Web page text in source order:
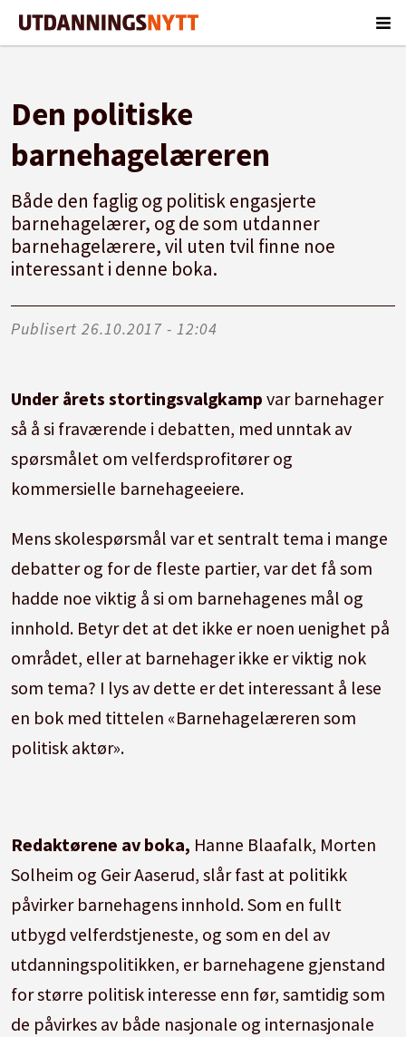
Den politiske
barnehagelæreren
Både den faglig og politisk engasjerte
barnehagelærer, og de som utdanner
barnehagelærere, vil uten tvil finne noe
interessant i denne boka.
Publisert 26.10.2017 - 12:04
Under årets stortingsvalgkampvar barnehager
så å si fraværende i debatten, med unntak av
spørsmålet om velferdsprofitører og
kommersielle barnehageeiere.
Mens skolespørsmål var et sentralt tema i mange
debatter og for de fleste partier, var det få som
hadde noe viktig å si om barnehagenes mål og
innhold. Betyr det at det ikke er noen uenighet på
området, eller at barnehager ikke er viktig nok
som tema? I lys av dette er det interessant å lese
en bok med tittelen «Barnehagelæreren som
politisk aktør».
Redaktørene av boka, Hanne Blaafalk, Morten
Solheim og Geir Aaserud, slår fast at politikk
påvirker barnehagens innhold. Som en fullt
utbygd velferdstjeneste, og som en del av
utdanningspolitikken, er barnehagene gjenstand
for større politisk interesse enn før, samtidig som
de påvirkes av både nasjonale og internasjonale